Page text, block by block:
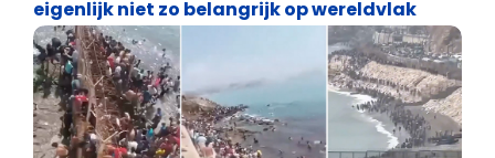
eigenlijk niet zo belangrijk op wereldvlak